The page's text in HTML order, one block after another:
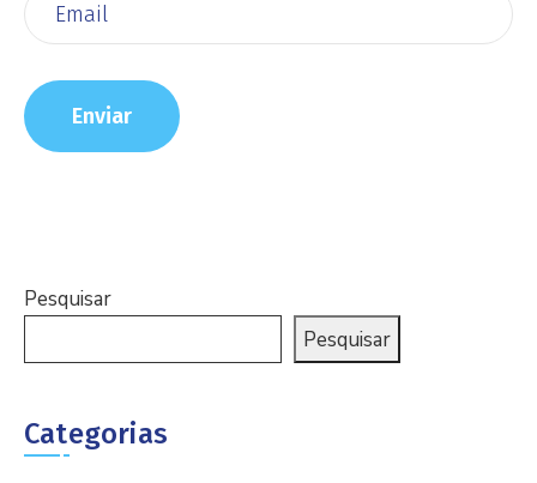
Pesquisar
Pesquisar
Categorias